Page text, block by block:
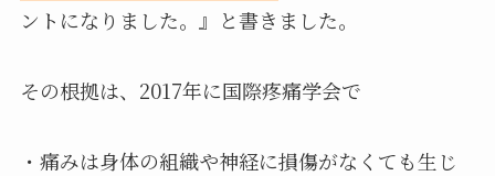
ントになりました。』と書きました。
その根拠は、2017年に国際疼痛学会で
・痛みは身体の組織や神経に損傷がなくても生じ